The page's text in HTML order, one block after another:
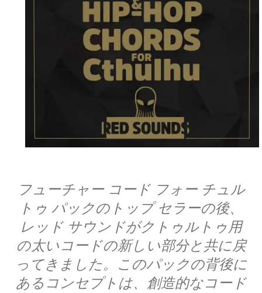
フューチャー コード フォー チュル
トゥ パックのトップ セラーの後、
レッド サウンドがクトゥルトゥ用
の太いコードの新しい部分と共に戻
ってきました。このパックの背後に
あるコンセプトは、創造的なコード